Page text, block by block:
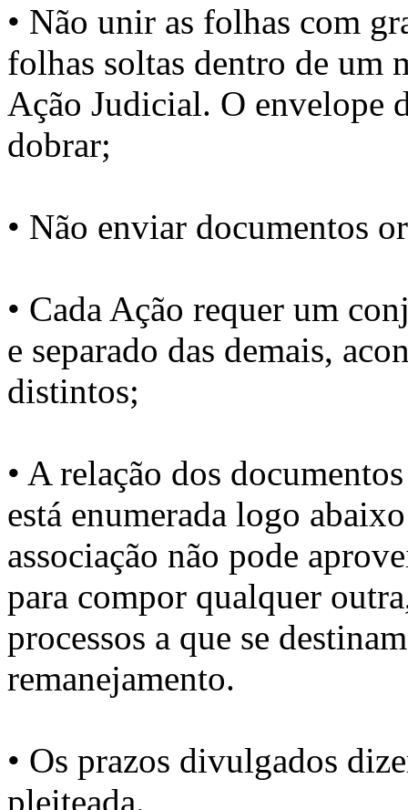
• Não unir as folhas com
folhas soltas dentro de um
Ação Judicial. O envelope
dobrar;
• Não enviar documentos
• Cada Ação requer um
e separado das demais,
distintos;
• A relação dos
está enumerada logo
associação não pode
para compor qualquer
processos a que se
remanejamento.
• Os prazos divulgados
pleiteada.